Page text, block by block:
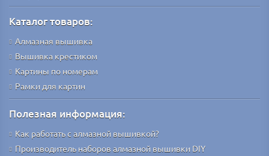
Каталог товаров:
Алмазная вышивка
Вышивка крестиком
Картины по номерам
Рамки для картин
Полезная информация:
Как работать с алмазной вышивкой?
Производитель наборов алмазной вышивки DIY